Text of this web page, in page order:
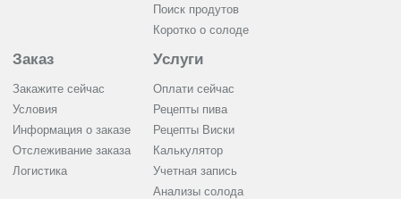
Поиск продутов
Коротко о солоде
Заказ
Закажите сейчас
Условия
Информация о заказе
Отслеживание заказа
Логистика
Услуги
Оплати сейчас
Рецепты пива
Рецепты Виски
Калькулятор
Учетная запись
Анализы солода